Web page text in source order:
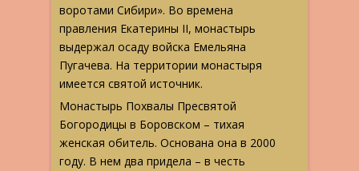
воротами Сибири». Во времена
правления Екатерины II, монастырь
выдержал осаду войска Емельяна
Пугачева. На территории монастыря
имеется святой источник.
Монастырь Похвалы Пресвятой
Богородицы в Боровском – тихая
женская обитель. Основана она в 2000
году. В нем два придела – в честь